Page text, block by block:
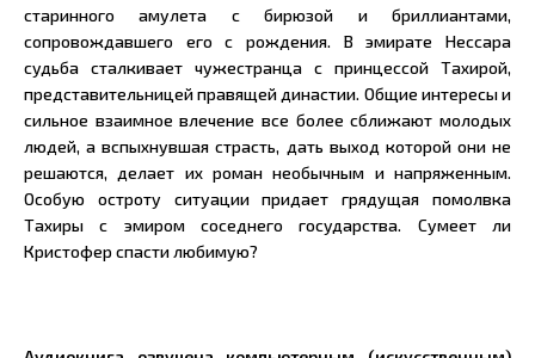
старинного амулета с бирюзой и бриллиантами,
сопровождавшего его с рождения. В эмирате Нессара
судьба сталкивает чужестранца с принцессой Тахирой,
представительницей правящей династии. Общие интересы и
сильное взаимное влечение все более сближают молодых
людей, а вспыхнувшая страсть, дать выход которой они не
решаются, делает их роман необычным и напряженным.
Особую остроту ситуации придает грядущая помолвка
Тахиры с эмиром соседнего государства. Сумеет ли
Кристофер спасти любимую?